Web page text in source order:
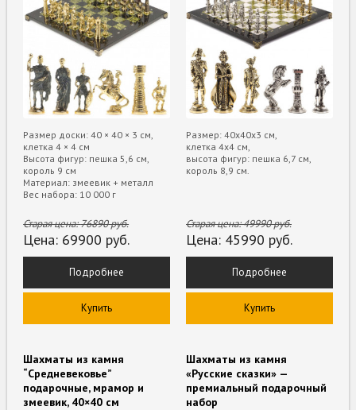
Размер доски: 40 × 40 × 3 см,
клетка 4 × 4 см
Высота фигур: пешка 5,6 см,
король 9 см
Материал: змеевик + металл
Вес набора: 10 000 г
Старая цена:76890руб.
Цена: 69900 руб.
Подробнее
Купить
Размер: 40х40х3 см,
клетка 4х4 см,
высота фигур: пешка 6,7 см,
король 8,9 см.
Старая цена:49990руб.
Цена: 45990 руб.
Подробнее
Купить
Шахматы из камня
“Средневековье”
подарочные, мрамор и
змеевик, 40×40 см
Шахматы из камня
«Русские сказки» —
премиальный подарочный
набор